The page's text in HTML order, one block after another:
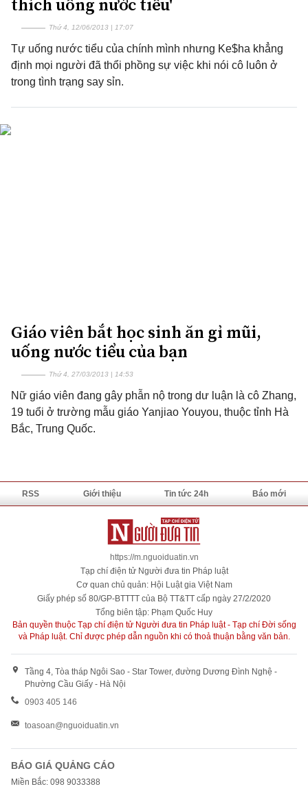
Thứ 4, 12/06/2013 | 17:07
Tự uống nước tiểu của chính mình nhưng Ke$ha khẳng
định mọi người đã thổi phồng sự việc khi nói cô luôn ở
trong tình trạng say sỉn.
Giáo viên bắt học sinh ăn gỉ mũi,
uống nước tiểu của bạn
Thứ 4, 27/03/2013 | 14:53
Nữ giáo viên đang gây phẫn nộ trong dư luận là cô Zhang,
19 tuổi ở trường mẫu giáo Yanjiao Youyou, thuộc tỉnh Hà
Bắc, Trung Quốc.
RSS Giới thiệu Tin tức 24h Báo mới
https://m.nguoiduatin.vn
Tạp chí điện tử Người đưa tin Pháp luật
Cơ quan chủ quản: Hội Luật gia Việt Nam
Giấy phép số 80/GP-BTTTT của Bộ TT&TT cấp ngày 27/2/2020
Tổng biên tập: Phạm Quốc Huy
Bản quyền thuộc Tạp chí điện tử Người đưa tin Pháp luật - Tạp chí Đời sống
và Pháp luật. Chỉ được phép dẫn nguồn khi có thoả thuận bằng văn bản.
Tầng 4, Tòa tháp Ngôi Sao - Star Tower, đường Dương Đình Nghệ -
Phường Cầu Giấy - Hà Nội
0903 405 146
toasoan@nguoiduatin.vn
BÁO GIÁ QUẢNG CÁO
Miền Bắc: 098 9033388